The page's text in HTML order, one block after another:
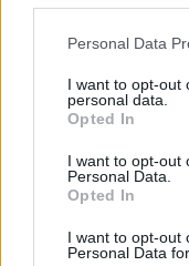
Personal Data
I want to opt-out
personal data.
Opted In
I want to opt-out
Personal Data.
Opted In
I want to opt-out
Personal Data
NATO generalinis
žuvusius Ukrainos
Žinios | Pasaulis
Istorinė diena